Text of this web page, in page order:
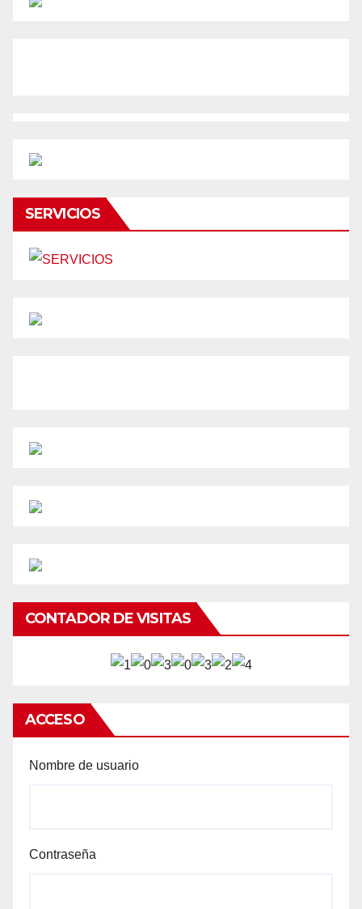
SERVICIOS
CONTADOR DE VISITAS
ACCESO
Nombre de usuario
Contraseña